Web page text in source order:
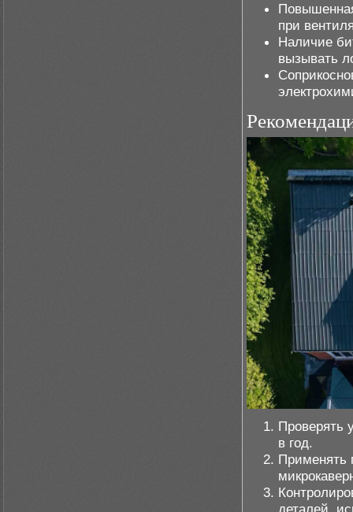
при
Наличие
вызывать
Проверять
в год.
Применять
деталей,